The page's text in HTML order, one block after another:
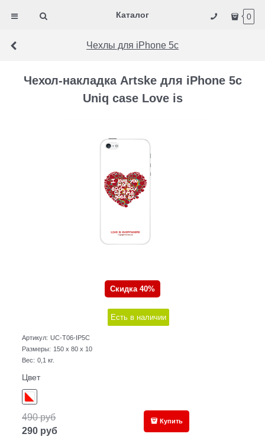
Каталог 0
Чехлы для iPhone 5c
Чехол-накладка Artske для iPhone 5с
Uniq case Love is
Скидка 40%
Есть в наличии
Артикул: UC-T06-IP5C
Размеры: 150 x 80 x 10
Вес: 0,1 кг.
Цвет
490 руб
290 руб
Купить